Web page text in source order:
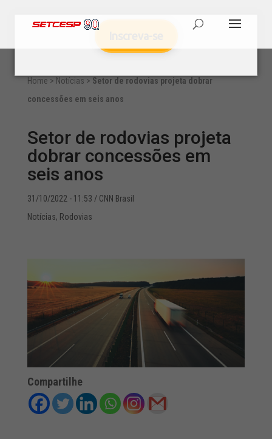
Home > Notícias > Setor de rodovias projeta dobrar
concessões em seis anos
Setor de rodovias projeta
dobrar concessões em
seis anos
31/10/2022 - 11:53 / CNN Brasil
Notícias, Rodovias
Compartilhe